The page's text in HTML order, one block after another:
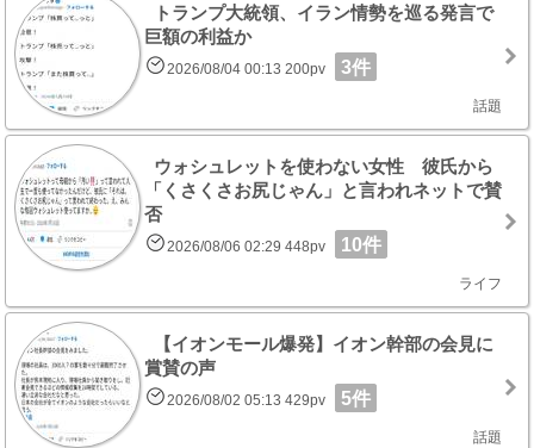
トランプ大統領、イラン情勢を巡る発言で
巨額の利益か
2026/08/04 00:13 200pv 3件
話題
ウォシュレットを使わない女性 彼氏から
「くさくさお尻じゃん」と言われネットで賛
否
2026/08/06 02:29 448pv 10件
ライフ
【イオンモール爆発】イオン幹部の会見に
賞賛の声
2026/08/02 05:13 429pv 5件
話題